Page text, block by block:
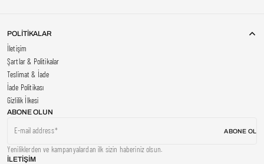
ABONE OLUN
E-mail address ABONE OL
Yeniliklerden ve kampanyalardan ilk sizin haberiniz olsun.
POLİTİKALAR
İletişim
Şartlar & Politikalar
Teslimat & İade
İade Politikası
Gizlilik İlkesi
İLETİŞİM